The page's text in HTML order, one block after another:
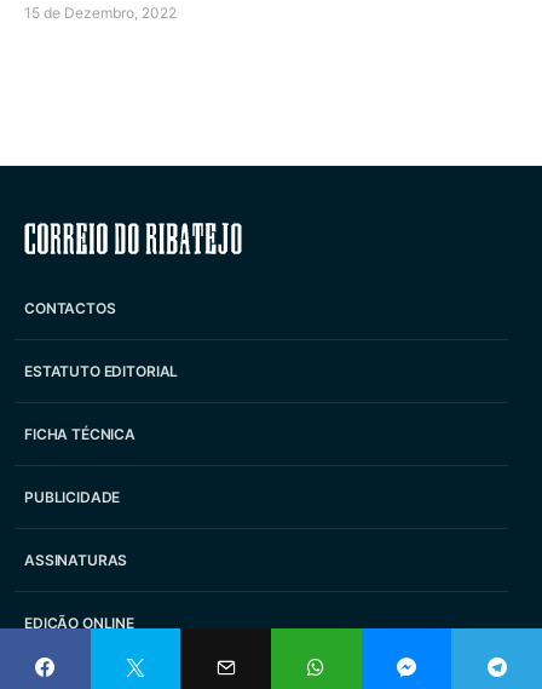
15 de Dezembro, 2022
Correio do Ribatejo
CONTACTOS
ESTATUTO EDITORIAL
FICHA TÉCNICA
PUBLICIDADE
ASSINATURAS
EDIÇÃO ONLINE